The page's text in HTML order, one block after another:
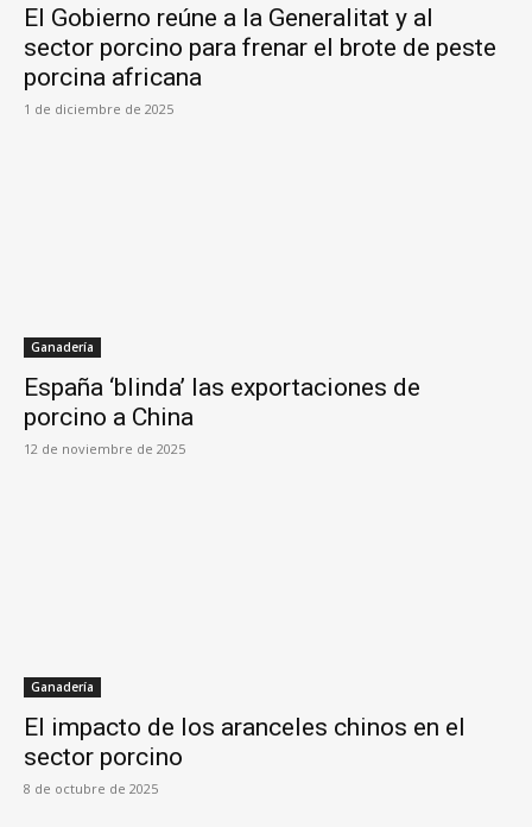
El Gobierno reúne a la Generalitat y al
sector porcino para frenar el brote de peste
porcina africana
1 de diciembre de 2025
Ganadería
España ‘blinda’ las exportaciones de
porcino a China
12 de noviembre de 2025
Ganadería
El impacto de los aranceles chinos en el
sector porcino
8 de octubre de 2025